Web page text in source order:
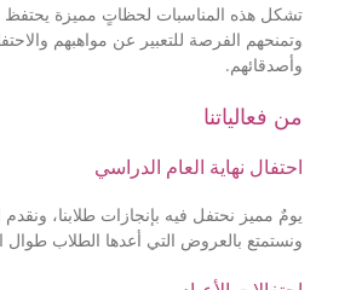
تشكل هذه المناسبات لحظاتٍ مميزة يحتفظ
وتمنحهم الفرصة للتعبير عن مواهبهم
وأصدقائهم.
من فعالياتنا
احتفال نهاية العام الدراسي
يومٌ مميز نحتفل فيه بإنجازات طلابنا، ونقدم
ونستمتع بالعروض التي أعدها الطلاب طوال